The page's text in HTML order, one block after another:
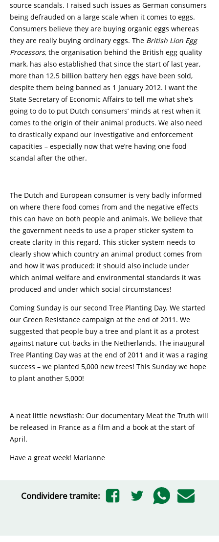
source scandals. I raised such issues as German consumers
being defrauded on a large scale when it comes to eggs.
Consumers believe they are buying organic eggs whereas
they are really buying ordinary eggs. The British Lion Egg
Processors, the organisation behind the British egg quality
mark, has also established that since the start of last year,
more than 12.5 billion battery hen eggs have been sold,
despite them being banned as 1 January 2012. I want the
State Secretary of Economic Affairs to tell me what she’s
going to do to put Dutch consumers’ minds at rest when it
comes to the origin of their animal products. We also need
to drastically expand our investigative and enforcement
capacities – especially now that we’re having one food
scandal after the other.
The Dutch and European consumer is very badly informed
on where there food comes from and the negative effects
this can have on both people and animals. We believe that
the government needs to use a proper sticker system to
create clarity in this regard. This sticker system needs to
clearly show which country an animal product comes from
and how it was produced: it should also include under
which animal welfare and environmental standards it was
produced and under which social circumstances!
Coming Sunday is our second Tree Planting Day. We started
our Green Resistance campaign at the end of 2011. We
suggested that people buy a tree and plant it as a protest
against nature cut-backs in the Netherlands. The inaugural
Tree Planting Day was at the end of 2011 and it was a raging
success – we planted 5,000 new trees! This Sunday we hope
to plant another 5,000!
A neat little newsflash: Our documentary Meat the Truth will
be released in France as a film and a book at the start of
April.
Have a great week! Marianne
Condividere tramite: